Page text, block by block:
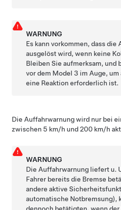
WARNUNG
Es kann vorkommen, dass die
ausgelöst wird, wenn keine
Bleiben Sie aufmerksam, und
vor dem Model 3 im Auge, um
eine Reaktion erforderlich ist.
Die Auffahrwarnung wird nur bei
zwischen 5 km/h und 200 km/h
WARNUNG
Die Auffahrwarnung liefert u.
Fahrer bereits die Bremse
andere aktive
automatische Notbremsung),